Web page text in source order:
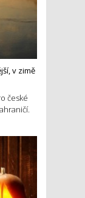
v zimě
české